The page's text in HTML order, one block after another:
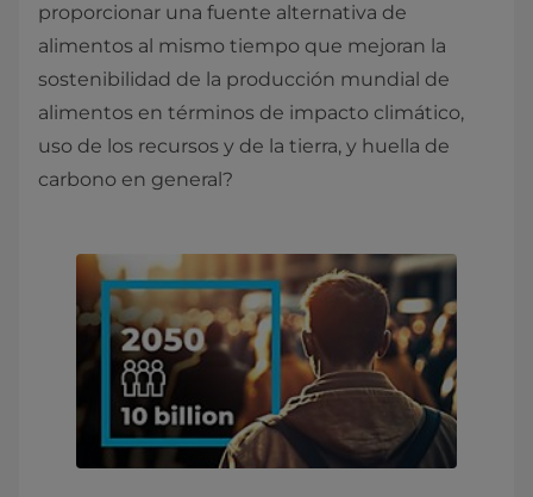
proporcionar una fuente alternativa de
alimentos al mismo tiempo que mejoran la
sostenibilidad de la producción mundial de
alimentos en términos de impacto climático,
uso de los recursos y de la tierra, y huella de
carbono en general?